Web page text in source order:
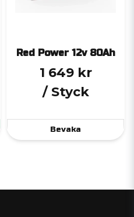
Red Power 12v 80Ah
1 649 kr
/ Styck
Bevaka